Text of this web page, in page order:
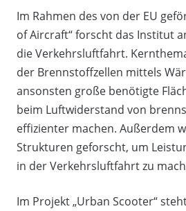
Im Rahmen des von der EU
of Aircraft“ forscht das Institut
die Verkehrsluftfahrt.
der Brennstoffzellen mittels
ansonsten große benötigte
beim Luftwiderstand von
effizienter machen. Außerdem
Strukturen geforscht, um
in der Verkehrsluftfahrt zu
Im Projekt „Urban Scooter“